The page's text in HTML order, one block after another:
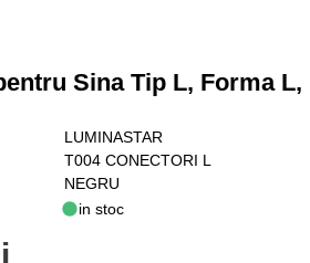
Sina Tip L, Forma L,
LUMINASTAR
T004 CONECTORI L
NEGRU
in stoc